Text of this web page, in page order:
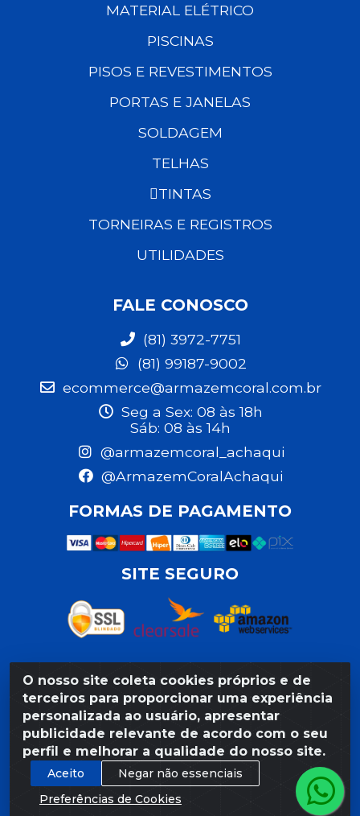
O nosso site coleta cookies próprios e de
terceiros para proporcionar uma experiência
personalizada ao usuário, apresentar
publicidade relevante de acordo com o seu
perfil e melhorar a qualidade do nosso site.
Aceito
Negar não essenciais
Preferências de Cookies
MATERIAL ELÉTRICO
PISCINAS
PISOS E REVESTIMENTOS
PORTAS E JANELAS
SOLDAGEM
TELHAS
TINTAS
TORNEIRAS E REGISTROS
UTILIDADES
FALE CONOSCO
(81) 3972-7751
(81) 99187-9002
ecommerce@armazemcoral.com.br
Seg a Sex: 08 às 18h
Sáb: 08 às 14h
@armazemcoral_achaqui
@ArmazemCoralAchaqui
FORMAS DE PAGAMENTO
SITE SEGURO
Razão Social: Armazém Coral LTDA - Rua da Praia,
103 - São José - Recife/PE - CEP 50020-550 -
CNPJ 11.623.188/0027-80